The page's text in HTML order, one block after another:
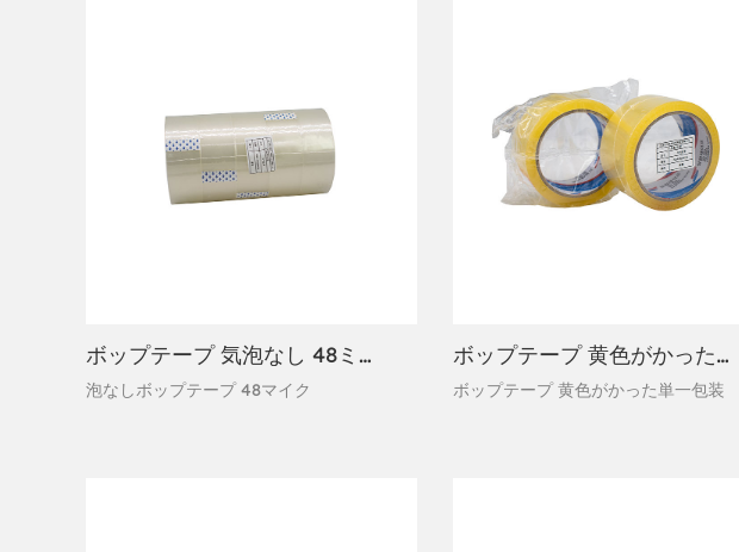
ボップテープ 気泡なし 48ミクロン
泡なしボップテープ 48マイク
ボップテープ 黄色がかった単品包装
ボップテープ 黄色がかった単一包装